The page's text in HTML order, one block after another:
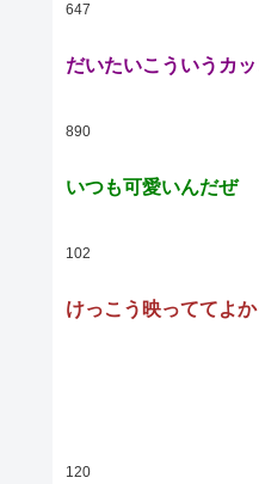
647
だいたいこういうカ
890
いつも可愛いんだぜ
102
けっこう映っててよ
120